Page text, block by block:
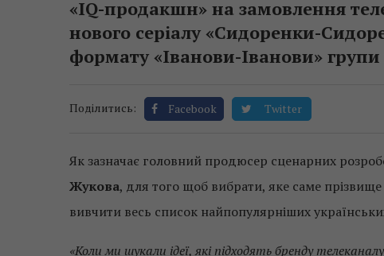
«IQ-продакшн» на замовлення
нового серіалу «Сидоренки-
формату «Іванови-Іванови»
Поділитись: Facebook Twitter
Як зазначає головний продюсер сценарних
Жукова, для того щоб вибрати, яке саме прізвище
вивчити весь список найпопулярніших
«Коли ми шукали ідеї, які підходять бренду